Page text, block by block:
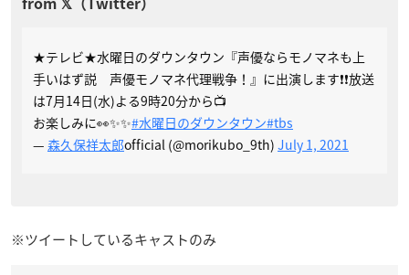
★テレビ★水曜日のダウンタウン『声優ならモノマネも上
手いはず説 声優モノマネ代理戦争！』に出演します❗️❗️放送
は7月14日(水)よる9時20分から📺
お楽しみに👀✨✨#水曜日のダウンタウン#tbs
— 森久保祥太郎official (@morikubo_9th) July 1, 2021
※ツイートしているキャストのみ